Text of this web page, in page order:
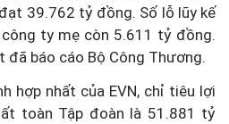
39.762 tỷ đồng. Số lỗ lũy kế
ty mẹ còn 5.611 tỷ đồng.
đã báo cáo Bộ Công Thương.
hợp nhất của EVN, chỉ tiêu lợi
toàn Tập đoàn là 51.881 tỷ